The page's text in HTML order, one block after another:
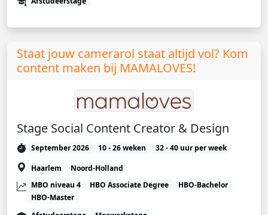
Staat jouw camerarol staat altijd vol? Kom
content maken bij MAMALOVES!
Stage Social Content Creator & Design
September 2026 10 - 26 weken
32 - 40 uur per week
Haarlem
Noord-Holland
MBO niveau 4
HBO Associate Degree
HBO-Bachelor
HBO-Master